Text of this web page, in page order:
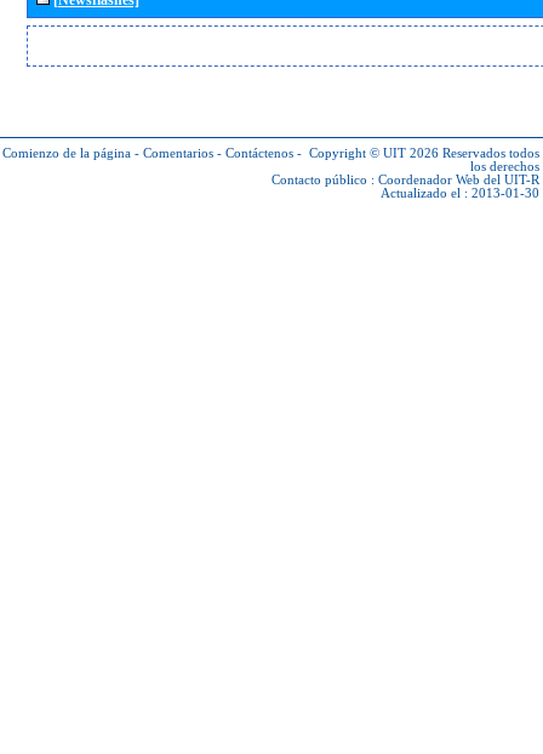
Comienzo de la página - Comentarios - Contáctenos - Copyright © UIT 2026 Reservados todos
los derechos
Contacto público : Coordenador Web del UIT-R
Actualizado el : 2013-01-30